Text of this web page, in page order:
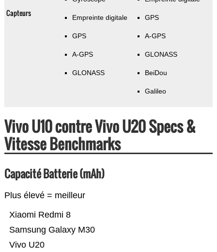
Capteurs Empreinte digitale
GPS
A-GPS
GLONASS
GPS
A-GPS
GLONASS
BeiDou
Galileo
Vivo U10 contre Vivo U20 Specs &
Vitesse Benchmarks
Capacité Batterie (mAh)
Plus élevé = meilleur
Vivo U20
Samsung Galaxy M30
Xiaomi Redmi 8